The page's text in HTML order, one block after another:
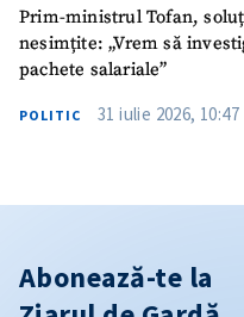
Prim-ministrul Tofan,
nesimțite: „Vrem să
pachete salariale”
POLITIC 31 iulie 2026, 10:47
Abonează-te la